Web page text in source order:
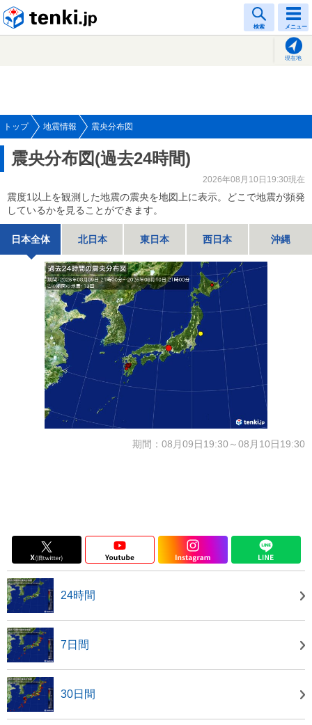
検索 メニュー
現在地
トップ 地震情報 震央分布図
震央分布図(過去24時間)
2026年08月10日19:30現在
震度1以上を観測した地震の震央を地図上に表示。どこで地震が頻発
しているかを見ることができます。
日本全体 北日本 東日本 西日本 沖縄
期間：08月09日19:30～08月10日19:30
24時間
7日間
30日間